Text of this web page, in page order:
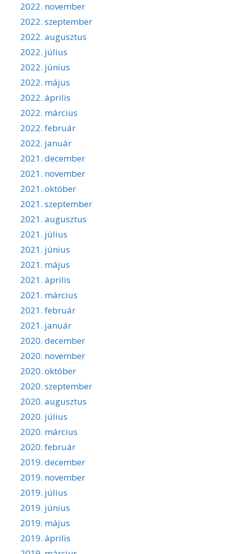
2022. november
2022. szeptember
2022. augusztus
2022. július
2022. június
2022. május
2022. április
2022. március
2022. február
2022. január
2021. december
2021. november
2021. október
2021. szeptember
2021. augusztus
2021. július
2021. június
2021. május
2021. április
2021. március
2021. február
2021. január
2020. december
2020. november
2020. október
2020. szeptember
2020. augusztus
2020. július
2020. március
2020. február
2019. december
2019. november
2019. július
2019. június
2019. május
2019. április